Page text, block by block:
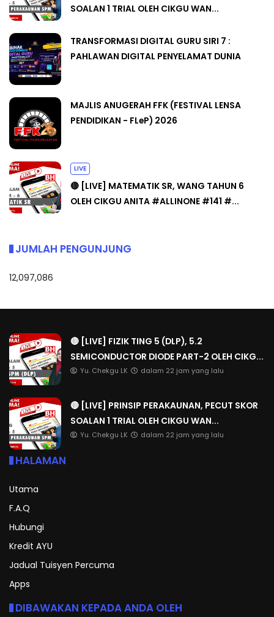
SOALAN 1 TRIAL OLEH CIKGU WAN...
TRANSFORMASI DIGITAL GURU SIRI 7 :
PAHLAWAN DIGITAL PENYELAMAT DUNIA
MAJLIS ANUGERAH FFK (FESTIVAL LENSA
PENDIDIKAN - FLeP) 2026
LIVE
🔴 [LIVE] MATEMATIK SR, WANG TAHUN 6
OLEH CIKGU ANITA #ALLINONE #141 #...
JUMLAH PENGUNJUNG
12,097,086
🔴 [LIVE] FIZIK TING 5 (DLP), 5.2
SEMICONDUCTOR DIODE PART-2 OLEH CIKG...
Yu. Chekgu LK dalam 22 jam yang lalu
🔴 [LIVE] PRINSIP PERAKAUNAN, PECUT SKOR
SOALAN 1 TRIAL OLEH CIKGU WAN...
Yu. Chekgu LK dalam 22 jam yang lalu
HALAMAN
Utama
F.A.Q
Hubungi
Kredit AYU
Jadual Tuisyen Percuma
Apps
DIBAWAKAN KEPADA ANDA OLEH